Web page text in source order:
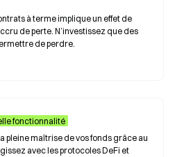
à terme implique un effet de
de perte. N’investissez que des
de perdre.
fonctionnalité
pleine maîtrise de vos fonds grâce au
avec les protocoles DeFi et